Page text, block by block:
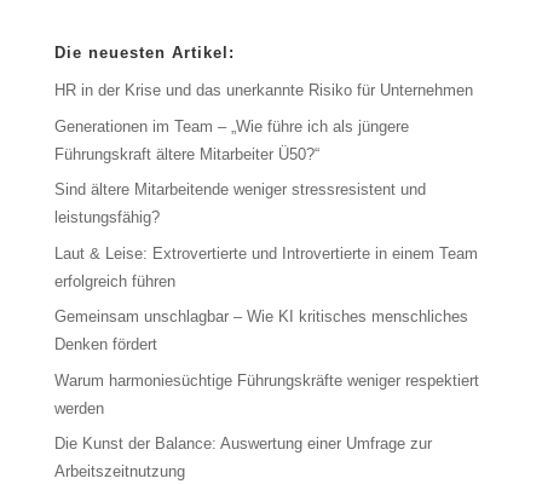
Die neuesten Artikel:
HR in der Krise und das unerkannte Risiko für Unternehmen
Generationen im Team – „Wie führe ich als jüngere
Führungskraft ältere Mitarbeiter Ü50?“
Sind ältere Mitarbeitende weniger stressresistent und
leistungsfähig?
Laut & Leise: Extrovertierte und Introvertierte in einem Team
erfolgreich führen
Gemeinsam unschlagbar – Wie KI kritisches menschliches
Denken fördert
Warum harmoniesüchtige Führungskräfte weniger respektiert
werden
Die Kunst der Balance: Auswertung einer Umfrage zur
Arbeitszeitnutzung